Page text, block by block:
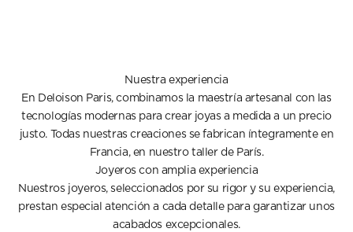
Nuestra experiencia
En Deloison Paris, combinamos la maestría artesanal con las
tecnologías modernas para crear joyas a medida a un precio
justo. Todas nuestras creaciones se fabrican íntegramente en
Francia, en nuestro taller de París.
Joyeros con amplia experiencia
Nuestros joyeros, seleccionados por su rigor y su experiencia,
prestan especial atención a cada detalle para garantizar unos
acabados excepcionales.